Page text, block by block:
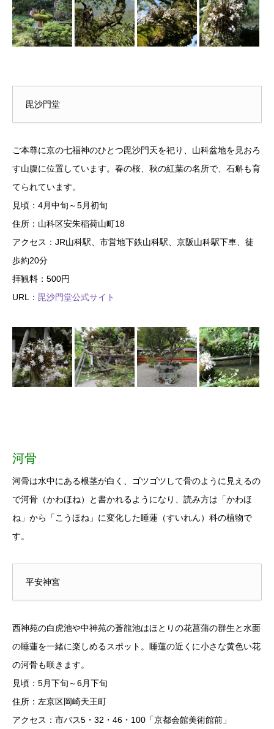
毘沙門堂
ご本尊に京の七福神のひとつ毘沙門天を祀り、山科盆地を見おろ
す山腹に位置しています。春の桜、秋の紅葉の名所で、石斛も育
てられています。
見頃：4月中旬～5月初旬
住所：山科区安朱稲荷山町18
アクセス：JR山科駅、市営地下鉄山科駅、京阪山科駅下車、徒
歩約20分
拝観料：500円
URL： 毘沙門堂公式サイト
河骨
河骨は水中にある根茎が白く、ゴツゴツして骨のように見えるの
で河骨（かわほね）と書かれるようになり、読み方は「かわほ
ね」から「こうほね」に変化した睡蓮（すいれん）科の植物で
す。
平安神宮
西神苑の白虎池や中神苑の蒼龍池はほとりの花菖蒲の群生と水面
の睡蓮を一緒に楽しめるスポット。睡蓮の近くに小さな黄色い花
の河骨も咲きます。
見頃：5月下旬～6月下旬
住所：左京区岡崎天王町
アクセス：市バス5・32・46・100「京都会館美術館前」